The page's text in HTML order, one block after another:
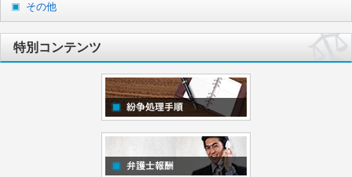
その他
特別コンテンツ